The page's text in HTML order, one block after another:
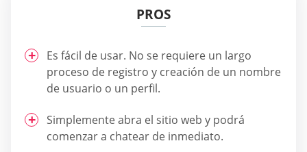
PROS
Es fácil de usar. No se requiere un largo
proceso de registro y creación de un nombre
de usuario o un perfil.
Simplemente abra el sitio web y podrá
comenzar a chatear de inmediato.